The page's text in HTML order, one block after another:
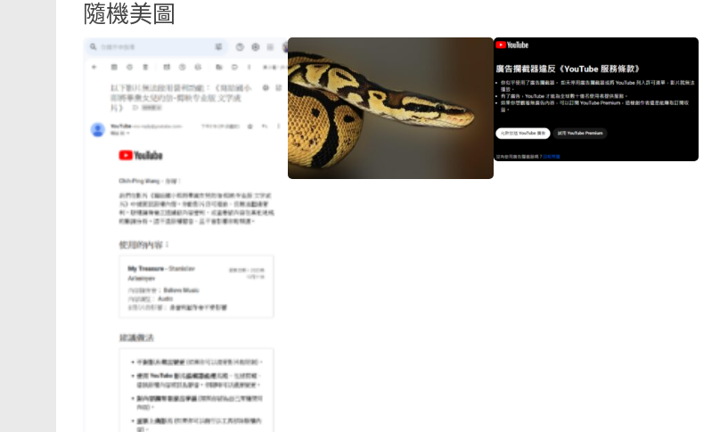
隨機美圖